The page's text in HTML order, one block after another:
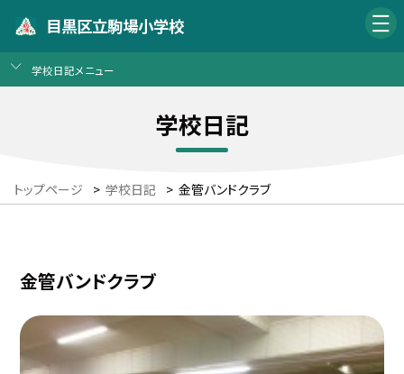
目黒区立駒場小学校
学校日記メニュー
学校日記
トップページ > 学校日記 > 金管バンドクラブ
金管バンドクラブ